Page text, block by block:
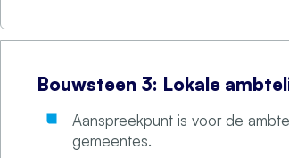
Bouwsteen 3: Lokale
Aanspreekpunt is voor de
gemeentes.